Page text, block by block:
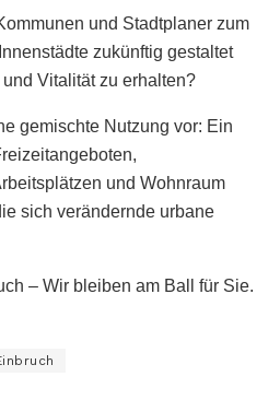
und Stadtplaner zum
zukünftig gestaltet
Vitalität zu erhalten?
gemischte Nutzung vor: Ein
und Wohnraum
sich verändernde urbane
– Wir bleiben am Ball für Sie.